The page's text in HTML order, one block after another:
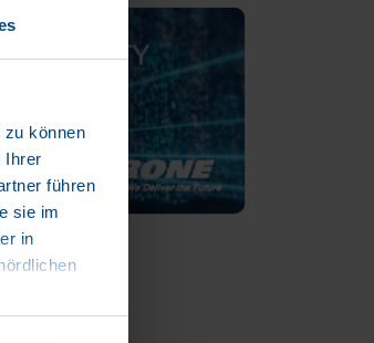
zu können
Ihrer
führen
sie im
in